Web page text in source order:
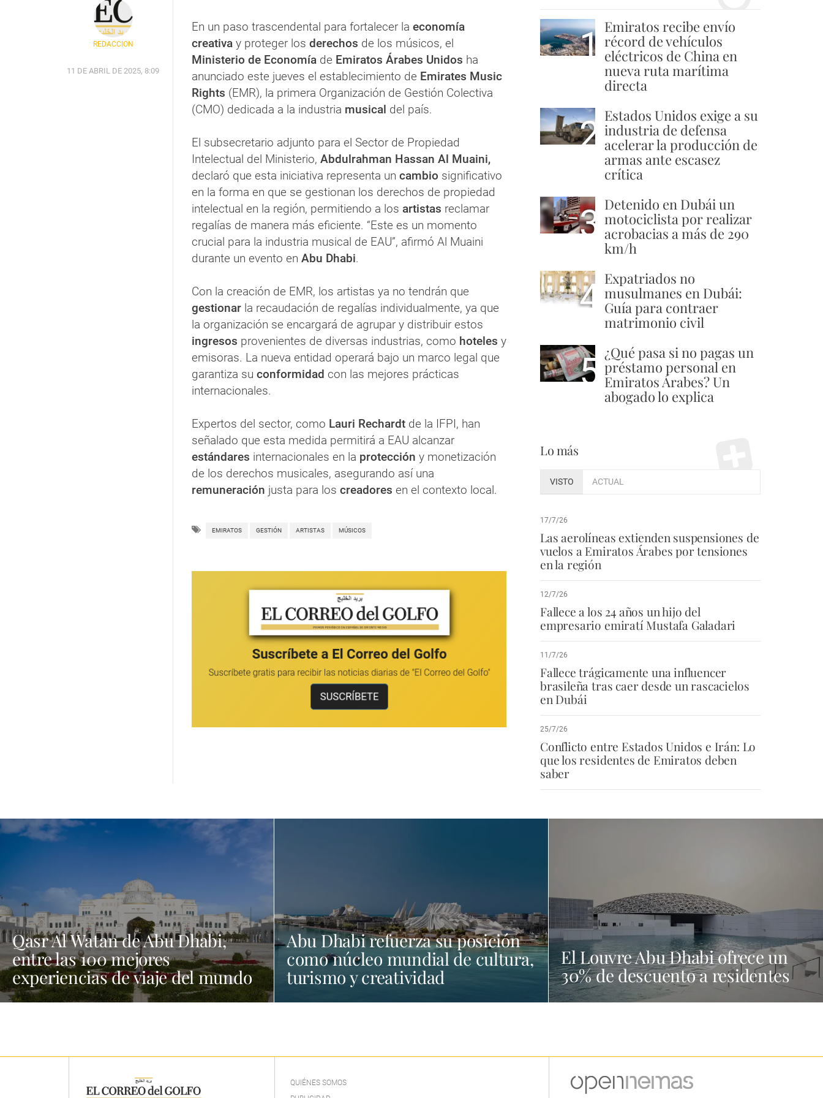
REDACCIÓN
11 DE ABRIL DE 2025, 8:09
En un paso trascendental para fortalecer la economía
creativa y proteger los derechos de los músicos, el
Ministerio de Economía de Emiratos Árabes Unidos ha
anunciado este jueves el establecimiento de Emirates Music
Rights (EMR), la primera Organización de Gestión Colectiva
(CMO) dedicada a la industria musical del país.
El subsecretario adjunto para el Sector de Propiedad
Intelectual del Ministerio, Abdulrahman Hassan Al Muaini,
declaró que esta iniciativa representa un cambio significativo
en la forma en que se gestionan los derechos de propiedad
intelectual en la región, permitiendo a los artistas reclamar
regalías de manera más eficiente. “Este es un momento
crucial para la industria musical de EAU”, afirmó Al Muaini
durante un evento en Abu Dhabi.
Con la creación de EMR, los artistas ya no tendrán que
gestionar la recaudación de regalías individualmente, ya que
la organización se encargará de agrupar y distribuir estos
ingresos provenientes de diversas industrias, como hoteles y
emisoras. La nueva entidad operará bajo un marco legal que
garantiza su conformidad con las mejores prácticas
internacionales.
Expertos del sector, como Lauri Rechardt de la IFPI, han
señalado que esta medida permitirá a EAU alcanzar
estándares internacionales en la protección y monetización
de los derechos musicales, asegurando así una
remuneración justa para los creadores en el contexto local.
EMIRATOS GESTIÓN ARTISTAS MÚSICOS
1 Emiratos recibe envío
récord de vehículos
eléctricos de China en
nueva ruta marítima
directa
2 Estados Unidos exige a su
industria de defensa
acelerar la producción de
armas ante escasez
crítica
3 Detenido en Dubái un
motociclista por realizar
acrobacias a más de 290
km/h
4 Expatriados no
musulmanes en Dubái:
Guía para contraer
matrimonio civil
5 ¿Qué pasa si no pagas un
préstamo personal en
Emiratos Árabes? Un
abogado lo explica
Lo más
VISTO ACTUAL
17/7/26
Las aerolíneas extienden suspensiones de
vuelos a Emiratos Árabes por tensiones
en la región
12/7/26
Fallece a los 24 años un hijo del
empresario emiratí Mustafa Galadari
11/7/26
Fallece trágicamente una influencer
brasileña tras caer desde un rascacielos
en Dubái
25/7/26
Conflicto entre Estados Unidos e Irán: Lo
que los residentes de Emiratos deben
saber
Qasr Al Watan de Abu Dhabi,
entre las 100 mejores
experiencias de viaje del mundo
en 2026
Abu Dhabi refuerza su posición
como núcleo mundial de cultura,
turismo y creatividad
El Louvre Abu Dhabi ofrece un
30% de descuento a residentes
QUIÉNES SOMOS